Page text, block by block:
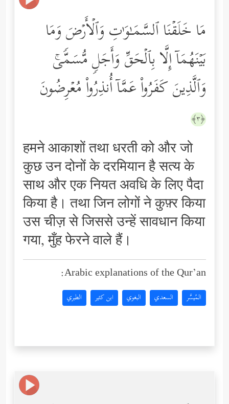
مَا خَلَقۡنَا ٱلسَّمَـٰوَ ٰ⁠تِ وَٱلۡأَرۡضَ وَمَا
بَیۡنَهُمَاۤ إِلَّا بِٱلۡحَقِّ وَأَجَلࣲ مُّسَمࣰّىۚ
وَٱلَّذِینَ كَفَرُواْ عَمَّاۤ أُنذِرُواْ مُعۡرِضُونَ
﴿٣﴾
हमने आकाशों तथा धरती को और जो
कुछ उन दोनों के दरमियान है सत्य के
साथ और एक नियत अवधि के लिए पैदा
किया है। तथा जिन लोगों ने कुफ़्र किया
उस चीज़ से जिससे उन्हें सावधान किया
गया, मुँह फेरने वाले हैं।
Arabic explanations of the Qur’an:
المُيسَّر السعدي البغوي ابن كثير الطبري